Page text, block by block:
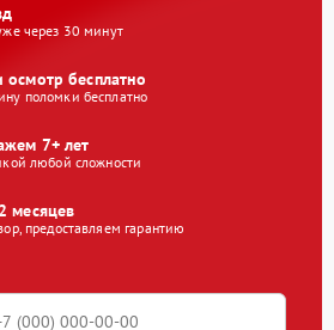
через 30 минут
осмотр бесплатно
поломки бесплатно
7+ лет
любой сложности
месяцев
предоставляем гарантию